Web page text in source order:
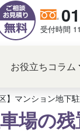
お役立ちコラム
受付時間
】マンション地下
場の